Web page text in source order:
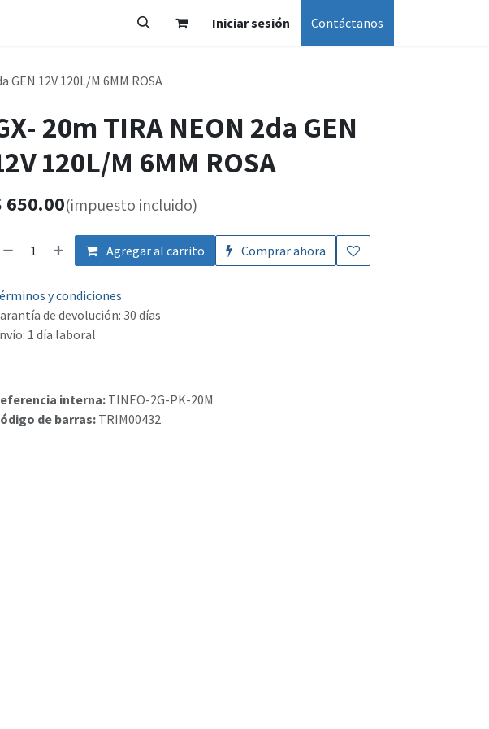
Iniciar sesión Contáctanos
GEN 12V 120L/M 6MM ROSA
20m TIRA NEON 2da GEN
120L/M 6MM ROSA
650.00(impuesto incluido)
Agregar al carrito Comprar ahora
y condiciones
de devolución: 30 días
1 día laboral
interna: TINEO-2G-PK-20M
de barras: TRIM00432